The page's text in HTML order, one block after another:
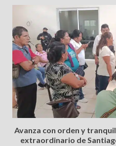
Avanza con orden y
extraordinario de